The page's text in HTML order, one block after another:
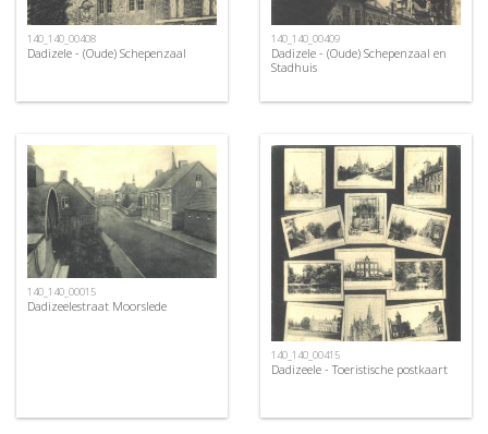
140_140_00408
Dadizele - (Oude) Schepenzaal
140_140_00409
Dadizele - (Oude) Schepenzaal en
Stadhuis
140_140_00015
Dadizeelestraat Moorslede
140_140_00415
Dadizeele - Toeristische postkaart